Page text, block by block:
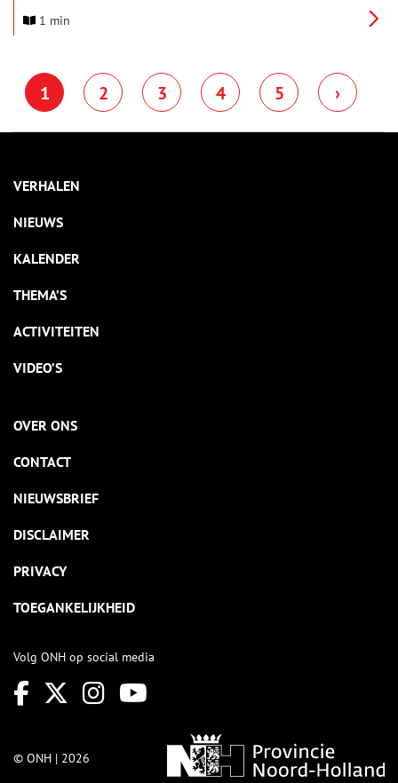
beter zichtbaar en herkenbaar te maken.
1 min
1 2 3 4 5 ›
VERHALEN
NIEUWS
KALENDER
THEMA’S
ACTIVITEITEN
VIDEO’S
OVER ONS
CONTACT
NIEUWSBRIEF
DISCLAIMER
PRIVACY
TOEGANKELIJKHEID
Volg ONH op social media
© ONH | 2026